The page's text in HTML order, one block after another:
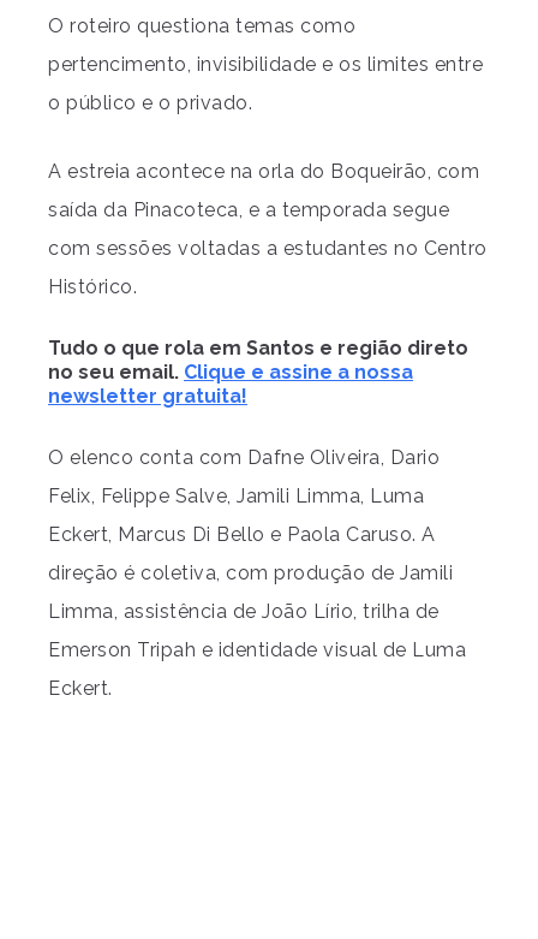
O roteiro questiona temas como
pertencimento, invisibilidade e os limites entre
o público e o privado.
A estreia acontece na orla do Boqueirão, com
saída da Pinacoteca, e a temporada segue
com sessões voltadas a estudantes no Centro
Histórico.
Tudo o que rola em Santos e região direto
no seu email. Clique e assine a nossa
newsletter gratuita!
O elenco conta com Dafne Oliveira, Dario
Felix, Felippe Salve, Jamili Limma, Luma
Eckert, Marcus Di Bello e Paola Caruso. A
direção é coletiva, com produção de Jamili
Limma, assistência de João Lírio, trilha de
Emerson Tripah e identidade visual de Luma
Eckert.